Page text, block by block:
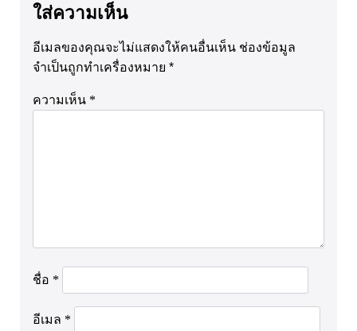
ใส่ความเห็น
อีเมลของคุณจะไม่แสดงให้คนอื่นเห็น ช่องข้อมูล
จำเป็นถูกทำเครื่องหมาย *
ความเห็น *
ชื่อ *
อีเมล *